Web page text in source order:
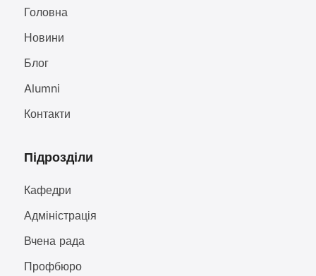
Головна
Новини
Блог
Alumni
Контакти
Підрозділи
Кафедри
Адміністрація
Вчена рада
Профбюро